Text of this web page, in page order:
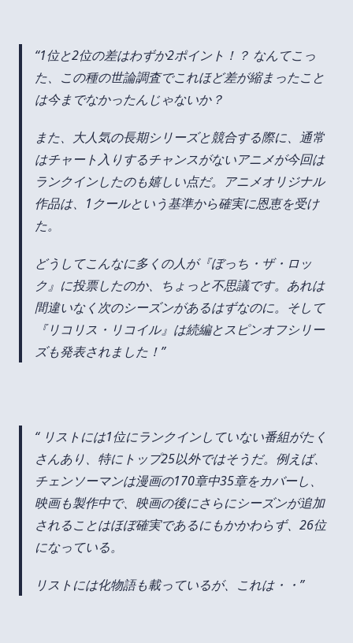
1位と2位の差はわずか2ポイント！？ なんてこっ
た、この種の世論調査でこれほど差が縮まったこと
は今までなかったんじゃないか？
また、大人気の長期シリーズと競合する際に、通常
はチャート入りするチャンスがないアニメが今回は
ランクインしたのも嬉しい点だ。アニメオリジナル
作品は、1クールという基準から確実に恩恵を受け
た。
どうしてこんなに多くの人が『ぼっち・ザ・ロッ
ク』に投票したのか、ちょっと不思議です。あれは
間違いなく次のシーズンがあるはずなのに。そして
『リコリス・リコイル』は続編とスピンオフシリー
ズも発表されました！
リストには1位にランクインしていない番組がたく
さんあり、特にトップ25以外ではそうだ。例えば、
チェンソーマンは漫画の170章中35章をカバーし、
映画も製作中で、映画の後にさらにシーズンが追加
されることはほぼ確実であるにもかかわらず、26位
になっている。
リストには化物語も載っているが、これは・・